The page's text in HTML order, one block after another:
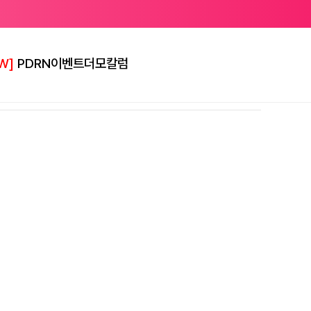
PDRN이벤트더모칼럼